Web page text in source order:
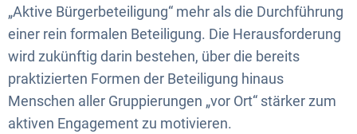
„Aktive Bürgerbeteiligung“ mehr als die Durchführung
einer rein formalen Beteiligung. Die Herausforderung
wird zukünftig darin bestehen, über die bereits
praktizierten Formen der Beteiligung hinaus
Menschen aller Gruppierungen „vor Ort“ stärker zum
aktiven Engagement zu motivieren.